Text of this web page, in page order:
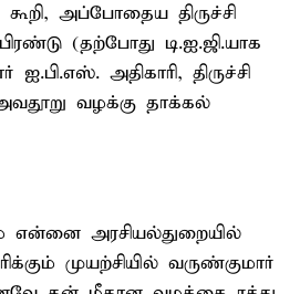
அப்போதைய திருச்சி
(தற்போது டி.ஐ.ஜி.யாக
அதிகாரி, திருச்சி
வழக்கு தாக்கல்
என்னை அரசியல்துறையில்
முயற்சியில் வருண்குமார்